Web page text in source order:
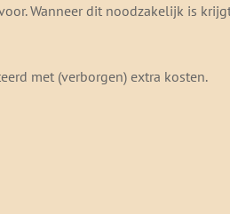
Wanneer dit noodzakelijk is
met (verborgen) extra kosten.